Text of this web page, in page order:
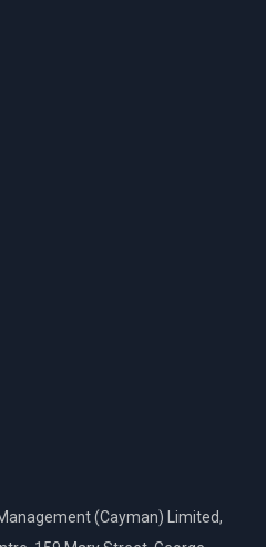
(Cayman) Limited,